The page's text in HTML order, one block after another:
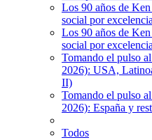
Los 90 años de
social por
Los 90 años de
social por
Tomando el pulso
2026): USA,
II)
Tomando el pulso
2026): España y
Todos